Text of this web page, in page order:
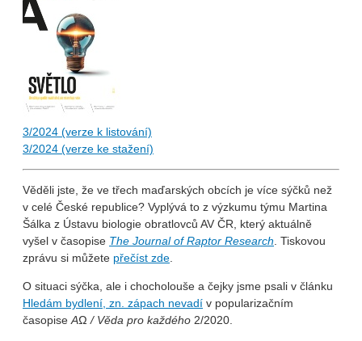
3/2024 (verze k listování)
3/2024 (verze ke stažení)
Věděli jste, že ve třech maďarských obcích je více sýčků než
v celé České republice? Vyplývá to z výzkumu týmu Martina
Šálka z Ústavu biologie obratlovců AV ČR, který aktuálně
vyšel v časopise The Journal of Raptor Research. Tiskovou
zprávu si můžete přečíst zde.
O situaci sýčka, ale i chocholouše a čejky jsme psali v článku
Hledám bydlení, zn. zápach nevadí v popularizačním
časopiseAΩ / Věda pro každého 2/2020.